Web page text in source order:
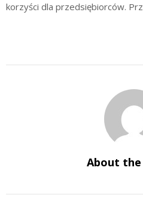
korzyści dla przedsiębiorców.
About